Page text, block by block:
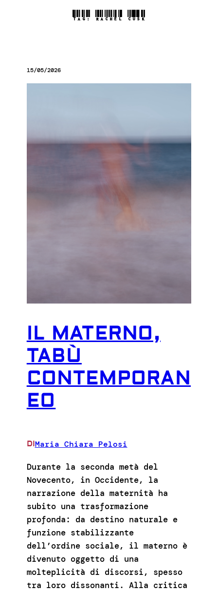
TAG: RACHEL CUSK
15/05/2026
IL MATERNO,
TABÙ
CONTEMPORAN
EO
DIMaria Chiara Pelosi
Durante la seconda metà del
Novecento, in Occidente, la
narrazione della maternità ha
subito una trasformazione
profonda: da destino naturale e
funzione stabilizzante
dell’ordine sociale, il materno è
divenuto oggetto di una
molteplicità di discorsi, spesso
tra loro dissonanti. Alla critica